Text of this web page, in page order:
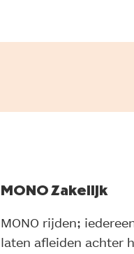
MONO Zakelijk
MONO rijden;
laten afleiden achter